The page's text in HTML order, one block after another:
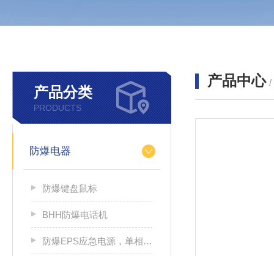
产品分类
PRODUCTS
防爆电器
防爆键盘鼠标
BHH防爆电话机
防爆EPS应急电源，单相/三相电源箱
产品中心 /